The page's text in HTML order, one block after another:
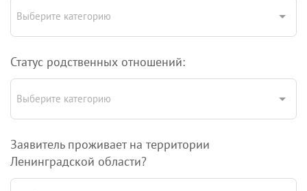
Выберите категорию
Статус родственных отношений:
Выберите категорию
Заявитель проживает на территории
Ленинградской области?